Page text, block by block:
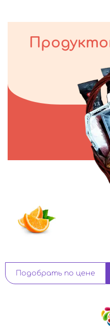
Подобрать по цене